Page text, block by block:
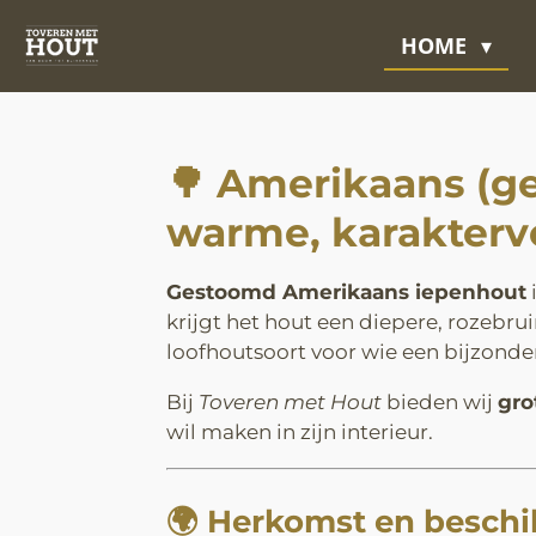
Ga
direct
HOME
🌳 Amerikaans
warme,
Gestoomd Amerikaans iepenhout
krijgt het hout een diepere,
loofhoutsoort voor wie een
Bij Toveren met Hout bieden wij
wil maken in zijn interieur.
🌍 Herkomst en